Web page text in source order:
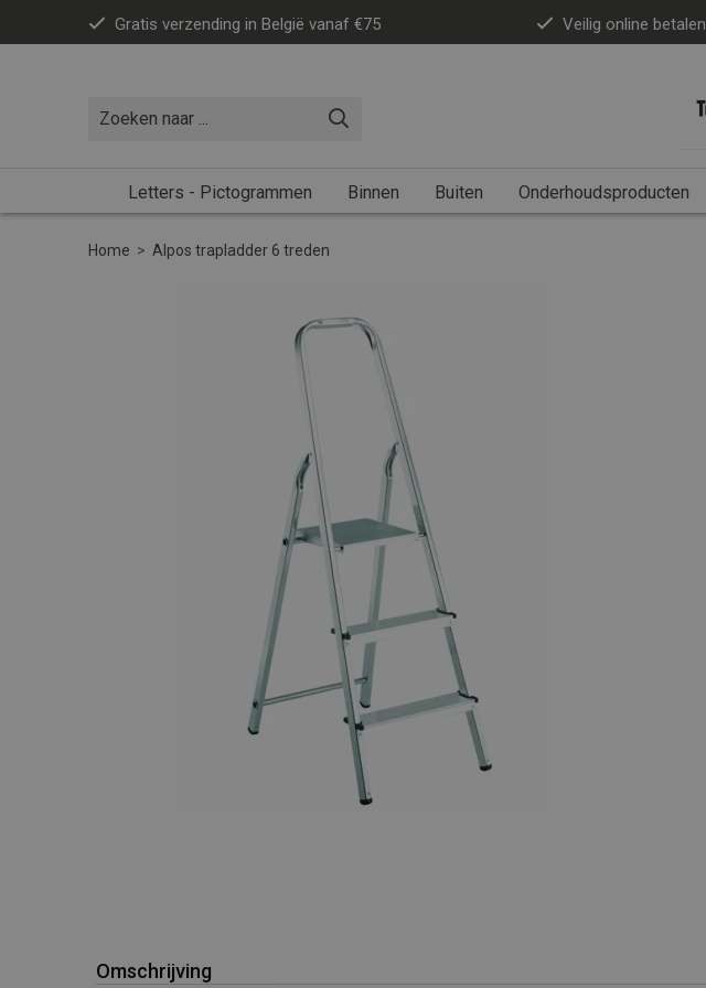
Gratis verzending in België vanaf €75 Veilig online betalen
Letters - Pictogrammen Binnen Buiten Onderhoudsproducten
Home > Alpos trapladder 6 treden
Omschrijving